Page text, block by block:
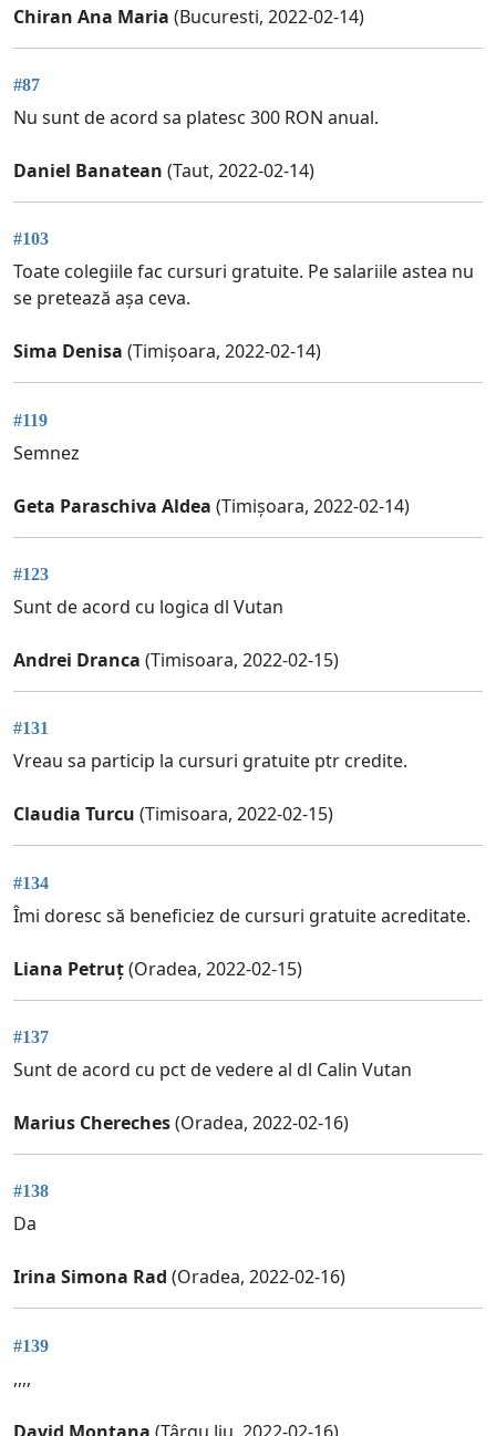
Chiran Ana Maria (Bucuresti, 2022-02-14)
#87
Nu sunt de acord sa platesc 300 RON anual.
Daniel Banatean (Taut, 2022-02-14)
#103
Toate colegiile fac cursuri gratuite. Pe salariile astea nu
se pretează așa ceva.
Sima Denisa (Timișoara, 2022-02-14)
#119
Semnez
Geta Paraschiva Aldea (Timișoara, 2022-02-14)
#123
Sunt de acord cu logica dl Vutan
Andrei Dranca (Timisoara, 2022-02-15)
#131
Vreau sa particip la cursuri gratuite ptr credite.
Claudia Turcu (Timisoara, 2022-02-15)
#134
Îmi doresc să beneficiez de cursuri gratuite acreditate.
Liana Petruț(Oradea, 2022-02-15)
#137
Sunt de acord cu pct de vedere al dl Calin Vutan
Marius Chereches(Oradea, 2022-02-16)
#138
Da
Irina Simona Rad (Oradea, 2022-02-16)
#139
,,,,